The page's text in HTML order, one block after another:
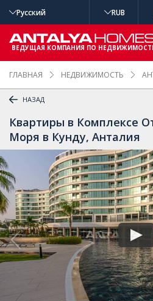
ГЛАВНАЯ НЕДВИЖИМОСТЬ
НАЗАД
Квартиры в Комплексе
Моря в Кунду, Анталия
Русский RUB
ВЕДУЩАЯ КОМПАНИЯ ПО
РАСШИРЕННЫ
Й ПОИСК